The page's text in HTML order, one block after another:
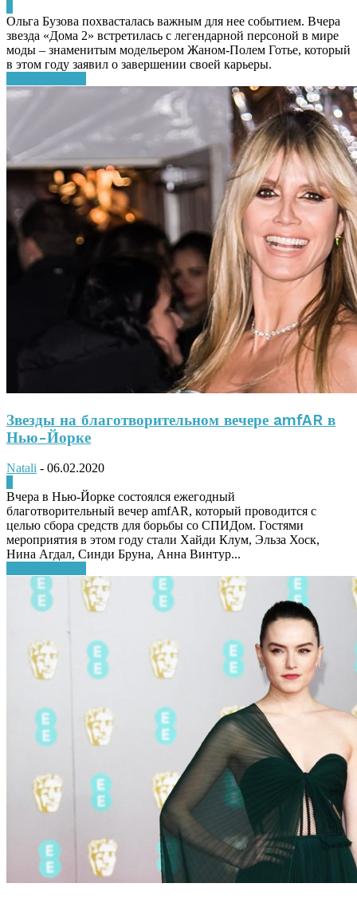
Ольга Бузова похвасталась важным для нее событием. Вчера
звезда «Дома 2» встретилась с легендарной персоной в мире
моды – знаменитым модельером Жаном-Полем Готье, который
в этом году заявил о завершении своей карьеры.
Звезды на благотворительном вечере amfAR в
Нью-Йорке
Natali - 06.02.2020
Вчера в Нью-Йорке состоялся ежегодный
благотворительный вечер amfAR, который проводится с
целью сбора средств для борьбы со СПИДом. Гостями
мероприятия в этом году стали Хайди Клум, Эльза Хоск,
Нина Агдал, Синди Бруна, Анна Винтур...